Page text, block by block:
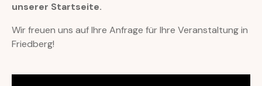
unserer Startseite.
Wir freuen uns auf Ihre Anfrage für Ihre Veranstaltung in
Friedberg!